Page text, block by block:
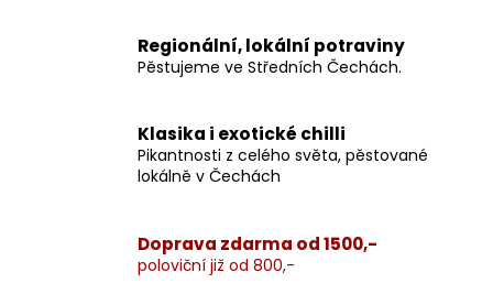
Regionální, lokální potraviny
Pěstujeme ve Středních Čechách.
Klasika i exotické chilli
Pikantnosti z celého světa, pěstované
lokálně v Čechách
Doprava zdarma od 1500,-
poloviční již od 800,-